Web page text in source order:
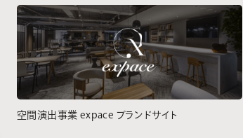
空間演出事業 expace ブランドサイト